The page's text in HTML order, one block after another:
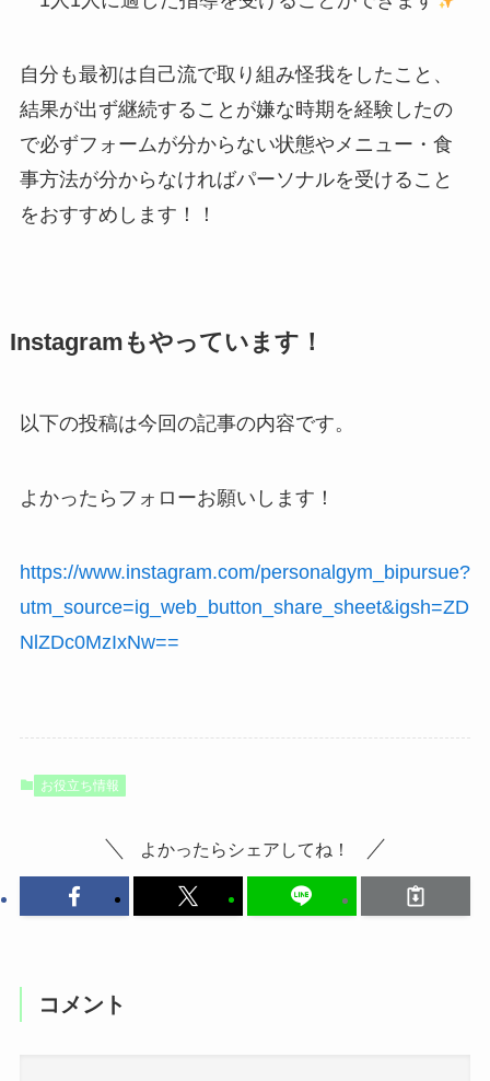
自分も最初は自己流で取り組み怪我をしたこと、
結果が出ず継続することが嫌な時期を経験したの
で必ずフォームが分からない状態やメニュー・食
事方法が分からなければパーソナルを受けること
をおすすめします！！
Instagramもやっています！
以下の投稿は今回の記事の内容です。
よかったらフォローお願いします！
https://www.instagram.com/personalgym_bipursue?
utm_source=ig_web_button_share_sheet&igsh=ZD
NlZDc0MzIxNw==
お役立ち情報
よかったらシェアしてね！
コメント